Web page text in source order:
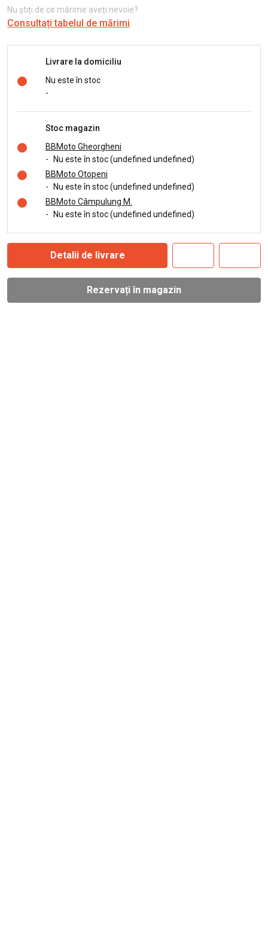
Nu știți de ce mărime aveți nevoie?
Consultați tabelul de mărimi
Livrare la domiciliu
Nu este în stoc
-
Stoc magazin
BBMoto Gheorgheni
-
Nu este în stoc (undefined undefined)
BBMoto Otopeni
-
Nu este în stoc (undefined undefined)
BBMoto Câmpulung M.
-
Nu este în stoc (undefined undefined)
Detalii de livrare
Rezervați în magazin